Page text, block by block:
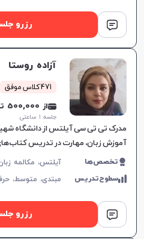
رزرو
آزاده روستا
471 کلاس موفق
از 500,000 تومان
جلسه ۱ ساعتی
آموزش زبان، مهارت در تدریس
تمام سطوح، بهبود سریع در یادگیری.
تخصص‌ها
سطوح‌تدریس مبتدی، متوسط،
رزرو